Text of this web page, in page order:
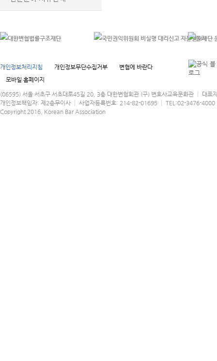
개인정보처리지침 개인정보무단수집거부
변협에 바란다
모바일 홈페이지
(06595) 서울 서초구 서초대로45길 20, 3층 대한변협회관 (구) 변호사교육문화관 │ 대표
개인정보책임자: 제2총무이사 │ 사업자등록번호: 214-82-01695 │ TEL:02-3476-
Copyright 2016, Korean Bar Association